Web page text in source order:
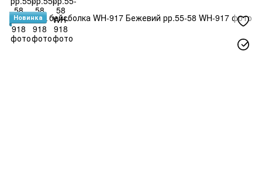
Новинка